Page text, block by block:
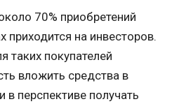
70% приобретений
приходится на инвесторов.
покупателей
вложить средства в
перспективе получать